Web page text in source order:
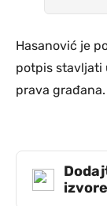
Hasanović je
potpis stavljati
prava građana.